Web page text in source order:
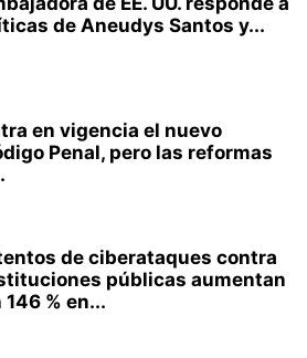
de Aneudys Santos y...
en vigencia el nuevo
Penal, pero las reformas
de ciberataques contra
públicas aumentan
146 % en...